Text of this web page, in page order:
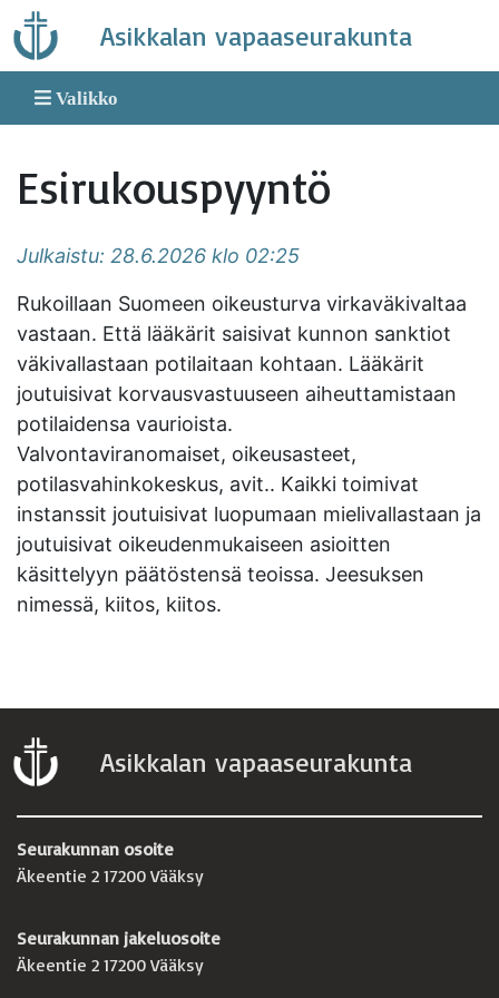
Skip
to
content
Asikkalan vapaaseurakunta
Valikko
Esirukouspyyntö
Julkaistu: 28.6.2026 klo 02:25
Rukoillaan Suomeen oikeusturva virkaväkivaltaa
vastaan. Että lääkärit saisivat kunnon sanktiot
väkivallastaan potilaitaan kohtaan. Lääkärit
joutuisivat korvausvastuuseen aiheuttamistaan
potilaidensa vaurioista.
Valvontaviranomaiset, oikeusasteet,
potilasvahinkokeskus, avit.. Kaikki toimivat
instanssit joutuisivat luopumaan mielivallastaan ja
joutuisivat oikeudenmukaiseen asioitten
käsittelyyn päätöstensä teoissa. Jeesuksen
nimessä, kiitos, kiitos.
Asikkalan vapaaseurakunta
Seurakunnan osoite
Äkeentie 2 17200 Vääksy
Seurakunnan jakeluosoite
Äkeentie 2 17200 Vääksy